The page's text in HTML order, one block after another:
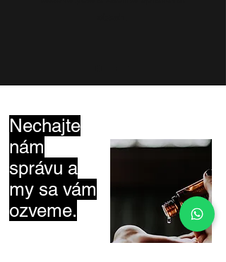
Nechajte
nám
správu a
my sa vám
ozveme.